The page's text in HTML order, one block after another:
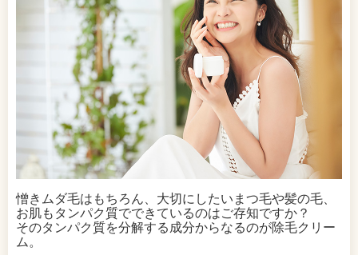
憎きムダ毛はもちろん、大切にしたいまつ毛や髪の毛、
お肌もタンパク質でできているのはご存知ですか？
そのタンパク質を分解する成分からなるのが除毛クリー
ム。